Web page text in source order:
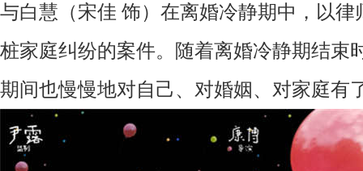
与白慧（宋佳 饰）在离婚冷静期中，以
桩家庭纠纷的案件。随着离婚冷静期结束
期间也慢慢地对自己、对婚姻、对家庭有